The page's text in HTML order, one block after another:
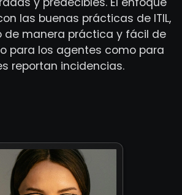
las buenas prácticas de ITIL,
de manera práctica y fácil de
para los agentes como para
reportan incidencias.